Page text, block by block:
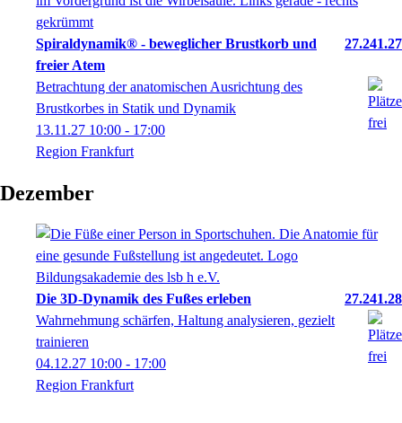
Spiraldynamik® - beweglicher Brustkorb und
freier Atem
27.241.27
Betrachtung der anatomischen Ausrichtung des
Brustkorbes in Statik und Dynamik
13.11.27 10:00 - 17:00
Region Frankfurt
Dezember
Die 3D-Dynamik des Fußes erleben
27.241.28
Wahrnehmung schärfen, Haltung analysieren, gezielt
trainieren
04.12.27 10:00 - 17:00
Region Frankfurt